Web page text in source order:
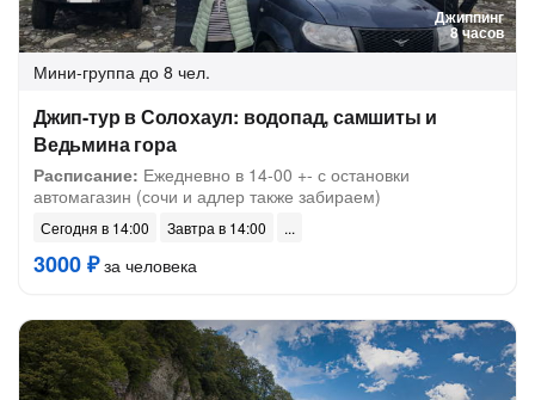
Джиппинг
8 часов
Мини-группа до 8 чел.
Джип-тур в Солохаул: водопад, самшиты и
Ведьмина гора
Расписание: Ежедневно в 14-00 +- с остановки
автомагазин (сочи и адлер также забираем)
Сегодня в 14:00 Завтра в 14:00
3000 ₽за человека